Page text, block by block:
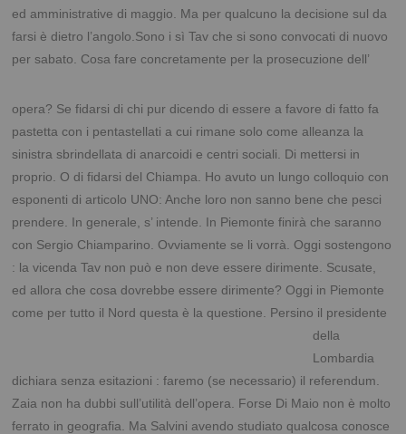
ed amministrative di maggio. Ma per qualcuno la decisione sul da
farsi è dietro l’angolo.Sono i sì Tav che si sono convocati di nuovo
per sabato. Cosa fareconcretamente per la prosecuzione dell’
opera? Se fidarsi di chi pur dicendo di essere a favore di fatto fa
pastetta con i pentastellati a cui rimane solo come alleanza la
sinistra sbrindellata di anarcoidi e centri sociali. Di mettersi in
proprio. O di fidarsi del Chiampa. Ho avuto un lungo colloquio con
esponenti di articolo UNO: Anche loro non sanno bene che pesci
prendere. In generale, s’ intende. In Piemonte finirà che saranno
con Sergio Chiamparino. Ovviamente se li vorrà. Oggi sostengono
: la vicenda Tav non può e non deve essere dirimente. Scusate,
ed allora che cosa dovrebbe essere dirimente? Oggi in Piemonte
come per tutto il Nord questa è laquestione. Persino il presidente
della
Lombardia
dichiara senza esitazioni : faremo (se necessario) il referendum.
Zaia non ha dubbi sull’utilità dell’opera. Forse Di Maio non è molto
ferrato in geografia. Ma Salvini avendo studiato qualcosa conosce